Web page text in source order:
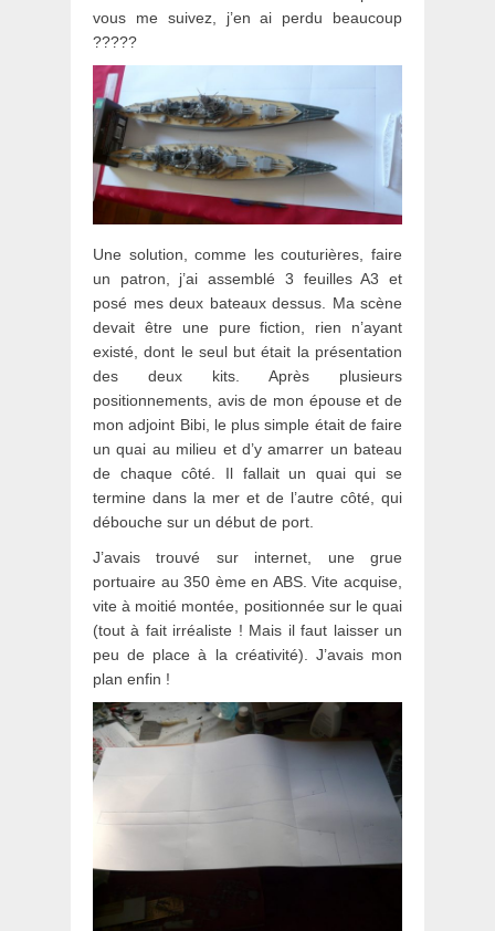
vous me suivez, j’en ai perdu beaucoup
?????
Une solution, comme les couturières, faire
un patron, j’ai assemblé 3 feuilles A3 et
posé mes deux bateaux dessus. Ma scène
devait être une pure fiction, rien n’ayant
existé, dont le seul but était la présentation
des deux kits. Après plusieurs
positionnements, avis de mon épouse et de
mon adjoint Bibi, le plus simple était de faire
un quai au milieu et d’y amarrer un bateau
de chaque côté. Il fallait un quai qui se
termine dans la mer et de l’autre côté, qui
débouche sur un début de port.
J’avais trouvé sur internet, une grue
portuaire au 350 ème en ABS. Vite acquise,
vite à moitié montée, positionnée sur le quai
(tout à fait irréaliste ! Mais il faut laisser un
peu de place à la créativité). J’avais mon
plan enfin !